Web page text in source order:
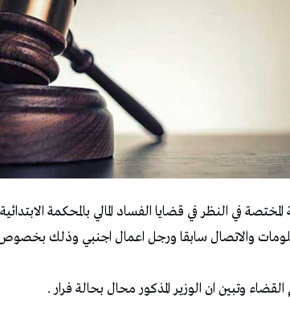
المختصة في النظر في قضايا الفساد المالي بالمحكمة
والاتصال سابقا ورجل اعمال اجنبي وذلك
وتبين ان الوزير المذكور محال بحالة فرار .